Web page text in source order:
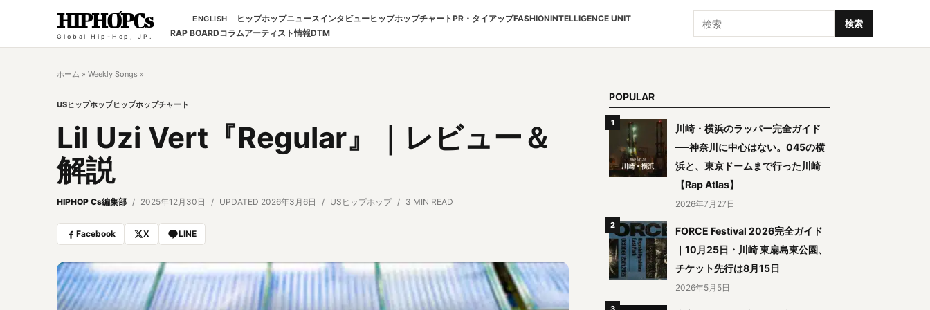
HIPHOPCs
Global Hip-Hop, JP.
ENGLISH ヒップホップニュースインタビューヒップホップチャートPR・タイアップFASHIONINTELLIGENCE UNIT
RAP BOARDコラムアーティスト情報DTM
検索 検索
ホーム » Weekly Songs »
USヒップホップヒップホップチャート
Lil Uzi Vert『Regular』｜レビュー＆
解説
HIPHOP Cs編集部 2025年12月30日 UPDATED 2026年3月6日 USヒップホップ 3 MIN READ
Facebook X LINE
POPULAR
川崎・横浜のラッパー完全ガイド
──神奈川に中心はない。045の横
浜と、東京ドームまで行った川崎
【Rap Atlas】
2026年7月27日
FORCE Festival 2026完全ガイド
｜10月25日・川崎 東扇島東公園、
チケット先行は8月15日
2026年5月5日